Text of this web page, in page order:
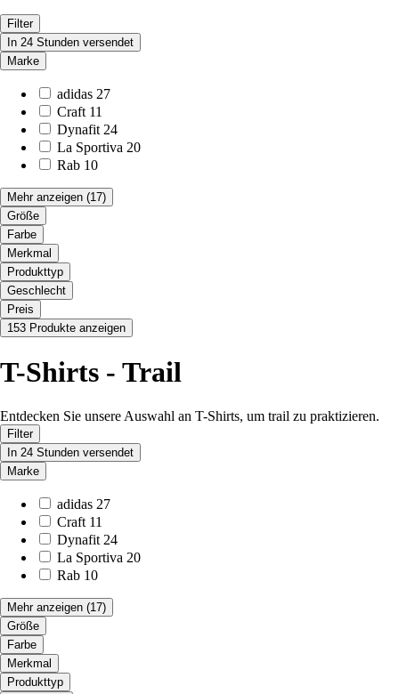
Filter
In 24 Stunden versendet
Marke
adidas 27
Craft 11
Dynafit 24
La Sportiva 20
Rab 10
Mehr anzeigen (17)
Größe
Farbe
Merkmal
Produkttyp
Geschlecht
Preis
153 Produkte anzeigen
T-Shirts - Trail
Entdecken Sie unsere Auswahl an T-Shirts, um trail zu praktizieren.
Filter
In 24 Stunden versendet
Marke
adidas 27
Craft 11
Dynafit 24
La Sportiva 20
Rab 10
Mehr anzeigen (17)
Größe
Farbe
Merkmal
Produkttyp